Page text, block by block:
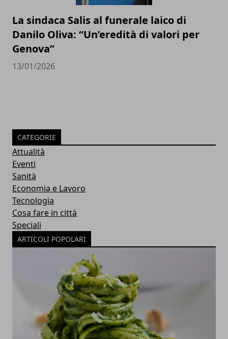
La sindaca Salis al funerale laico di
Danilo Oliva: “Un’eredità di valori per
Genova”
13/01/2026
CATEGORIE
Attualità
Eventi
Sanità
Economia e Lavoro
Tecnologia
Cosa fare in città
Speciali
ARTICOLI POPOLARI